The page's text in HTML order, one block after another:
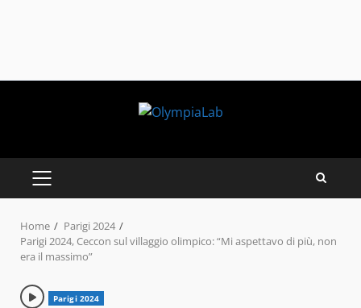
PRIMARY
MENU
Home
Parigi 2024
Parigi 2024, Ceccon sul villaggio olimpico: “Mi aspettavo di più, non
era il massimo”
Parigi 2024